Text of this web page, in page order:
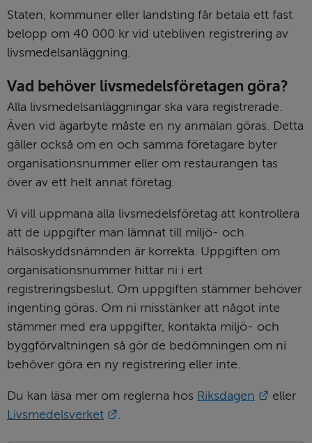
Staten, kommuner eller landsting får betala ett fast
belopp om 40 000 kr vid utebliven registrering av
livsmedelsanläggning.
Vad behöver livsmedelsföretagen göra?
Alla livsmedelsanläggningar ska vara registrerade.
Även vid ägarbyte måste en ny anmälan göras. Detta
gäller också om en och samma företagare byter
organisationsnummer eller om restaurangen tas
över av ett helt annat företag.
Vi vill uppmana alla livsmedelsföretag att kontrollera
att de uppgifter man lämnat till miljö- och
hälsoskyddsnämnden är korrekta. Uppgiften om
organisationsnummer hittar ni i ert
registreringsbeslut. Om uppgiften stämmer behöver
ingenting göras. Om ni misstänker att något inte
stämmer med era uppgifter, kontakta miljö- och
byggförvaltningen så gör de bedömningen om ni
behöver göra en ny registrering eller inte.
Du kan läsa mer om reglerna hos Riksdagen Länk
Livsmedelsverket
.